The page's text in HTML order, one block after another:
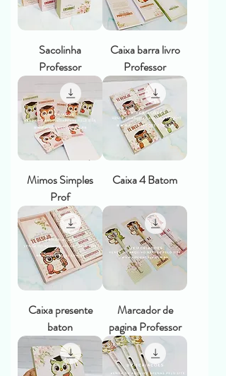
Sacolinha
Professor
Caixa barra livro
Professor
Mimos Simples
Prof
Caixa 4 Batom
Caixa presente
baton
Marcador de
pagina Professor